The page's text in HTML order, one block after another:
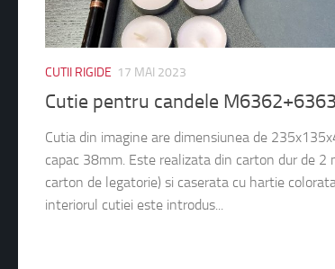
CUTII RIGIDE 17 MAI 2023
Cutie pentru candele M6362+6363
Cutia din imagine are dimensiunea de
capac 38mm. Este realizata din carton dur de 2
carton de legatorie) si caserata cu hartie
interiorul cutiei este introdus...